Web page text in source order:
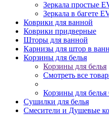
Зеркала простые
Зеркала в багете
Коврики для ванной
Коврики придверные
Шторы для ванной
Карнизы для штор в
Корзины для белья
Корзины для белья
Смотреть все
Корзины для белья
Сушилки для белья
Смесители и Душевые